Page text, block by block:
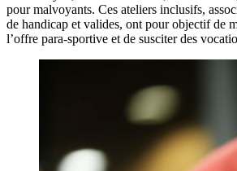
pour malvoyants. Ces ateliers inclusifs,
de handicap et valides, ont pour objectif de
l’offre para-sportive et de susciter des